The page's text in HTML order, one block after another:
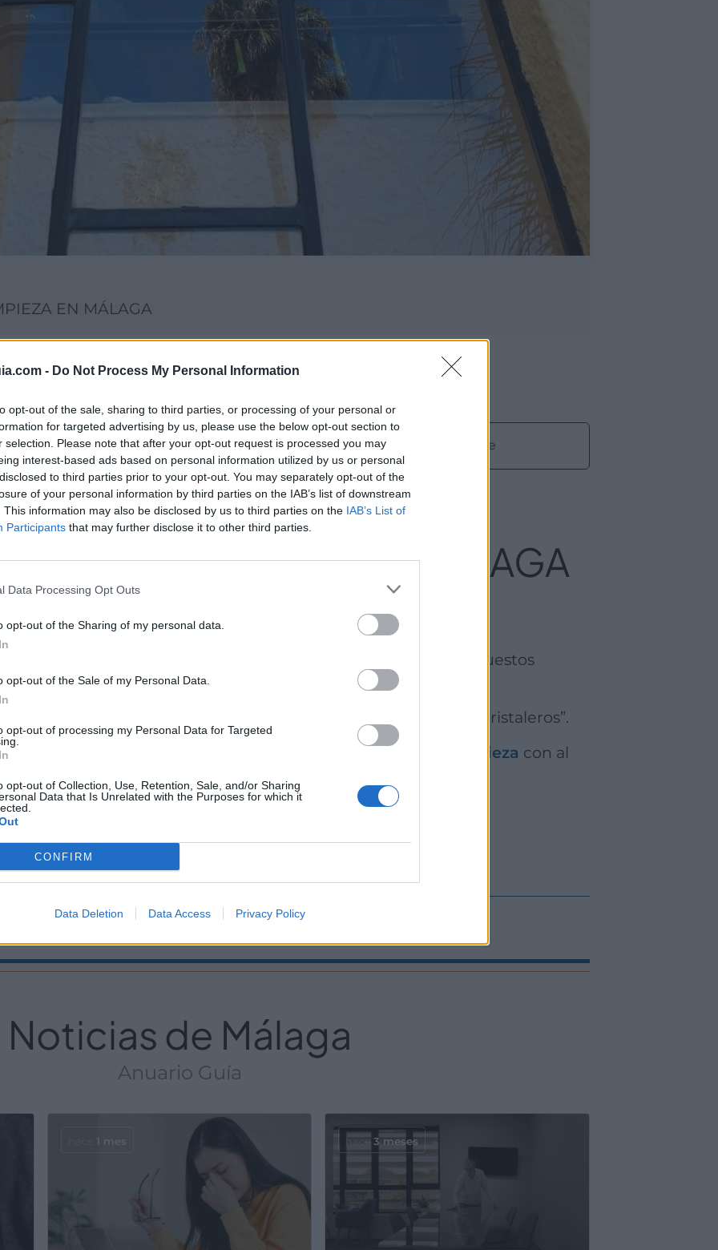
- Do Not Process My Personal Information
opt-out of the sale, sharing to third parties, or processing of your personal or
for targeted advertising by us, please use the below opt-out section to
selection. Please note that after your opt-out request is processed you may
interest-based ads based on personal information utilized by us or personal
to third parties prior to your opt-out. You may separately opt-out of the
of your personal information by third parties on the IAB’s list of downstream
This information may also be disclosed by us to third parties on the IAB’s List of
Participants that may further disclose it to other third parties.
Data Processing Opt Outs
opt-out of the Sharing of my personal data.
opt-out of the Sale of my Personal Data.
opt-out of processing my Personal Data for Targeted
opt-out of Collection, Use, Retention, Sale, and/or Sharing
Data that Is Unrelated with the Purposes for which it
CONFIRM
Data Deletion Data Access Privacy Policy
EN MÁLAGA
Resume esta noticia con:
Perplexity Claude
EMPLEO LIMPIEZA EN MÁLAGA
de limpieza y mantenimiento integral LIMSAMA sigue
, especialmente en dos puestos
, lo que en el sector denominan “cristaleros”.
personal especializado en manejo de maquinaria de limpieza con al
demostrable.
en el correo electrónico:
empleo@limsama.com
Noticias de Málaga
Anuario Guía
1 mes hace3 meses